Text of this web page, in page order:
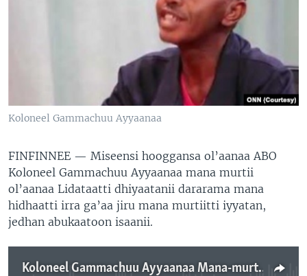
Koloneel Gammachuu Ayyaanaa
FINFINNEE — Miseensi hooggansa ol’aanaa ABO
Koloneel Gammachuu Ayyaanaa mana murtii
ol’aanaa Lidataatti dhiyaatanii dararama mana
hidhaatti irra ga’aa jiru mana murtiitti iyyatan,
jedhan abukaatoon isaanii.
Koloneel Gammachuu Ayyaanaa Mana-murtii Lidataatti, Obbo Abdii Raggaasaa Mana-murtii Sabbataatti Dhihaatan